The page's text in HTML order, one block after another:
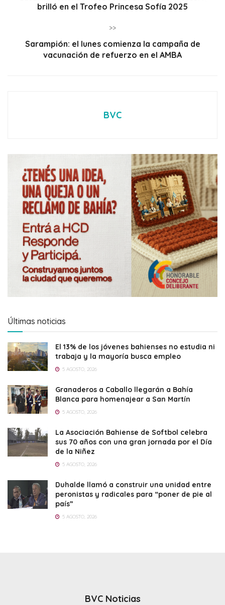
brilló en el Trofeo Princesa Sofía 2025
>>
Sarampión: el lunes comienza la campaña de
vacunación de refuerzo en el AMBA
BVC
Últimas noticias
El 13% de los jóvenes bahienses no estudia ni
trabaja y la mayoría busca empleo
5 AGOSTO, 2026
Granaderos a Caballo llegarán a Bahía
Blanca para homenajear a San Martín
5 AGOSTO, 2026
La Asociación Bahiense de Softbol celebra
sus 70 años con una gran jornada por el Día
de la Niñez
5 AGOSTO, 2026
Duhalde llamó a construir una unidad entre
peronistas y radicales para “poner de pie al
país”
5 AGOSTO, 2026
BVC Noticias